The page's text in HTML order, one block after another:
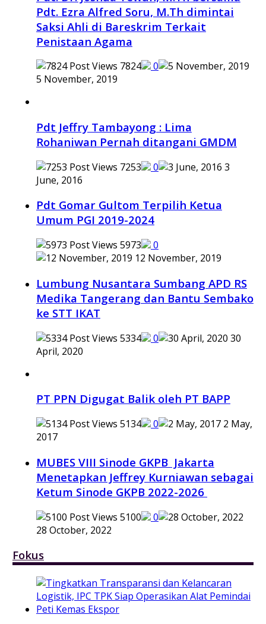
Pdt. Ezra Alfred Soru, M.Th dimintai
Saksi Ahli di Bareskrim Terkait
Penistaan Agama
7824
0
5 November, 2019
Pdt Jeffry Tambayong : Lima
Rohaniwan Pernah ditangani GMDM
7253 0
3
June, 2016
Pdt Gomar Gultom Terpilih Ketua
Umum PGI 2019-2024
5973
0
12 November, 2019
Lumbung Nusantara Sumbang APD RS
Medika Tangerang dan Bantu Sembako
ke STT IKAT
5334 0
30
April, 2020
PT PPN Digugat Balik oleh PT BAPP
5134 0
2 May,
2017
MUBES VIII Sinode GKPB Jakarta
Menetapkan Jeffrey Kurniawan sebagai
Ketum Sinode GKPB 2022-2026
5100
0
28 October, 2022
Fokus